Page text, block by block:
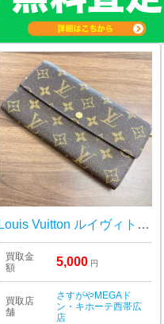
Louis Vuitton ルイヴィトン 財布 ポルトモネクレディ
買取金
額
5,000 円
買取店
舗
さすがやMEGAド
ン・キホーテ西帯広
店